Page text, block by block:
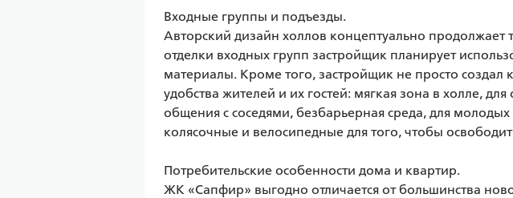
Входные группы и подъезды.
Авторский дизайн холлов концептуально продолжает
отделки входных групп застройщик планирует
материалы. Кроме того, застройщик не просто создал
удобства жителей и их гостей: мягкая зона в холле,
общения с соседями, безбарьерная среда, для
колясочные и велосипедные для того, чтобы
Потребительские особенности дома и квартир.
ЖК «Сапфир» выгодно отличается от большинства